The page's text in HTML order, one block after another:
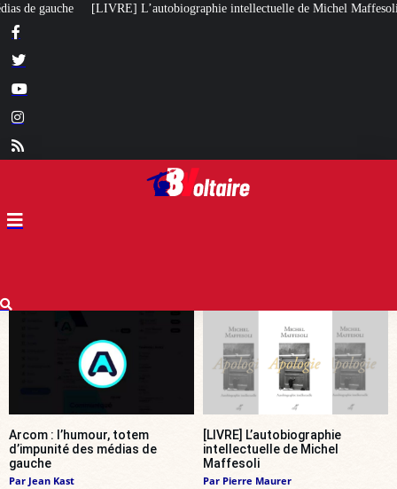
intellectuelle de Michel Maffesoli Pour regagner son influence
Arcom : l’humour, totem
d’impunité des médias de
gauche
Par Jean Kast
[LIVRE] L’autobiographie
intellectuelle de Michel
Maffesoli
Par Pierre Maurer